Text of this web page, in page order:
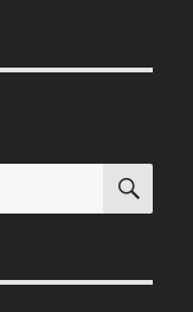
sans
!!